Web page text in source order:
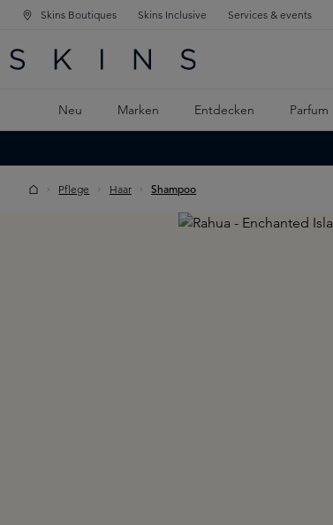
SPRINGEN
SPRINGEN
Skins Boutiques Skins Inclusive Services & events
Neu Marken Entdecken Parfum
Pflege Haar Shampoo